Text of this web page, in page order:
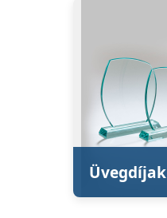
Üvegdíjak